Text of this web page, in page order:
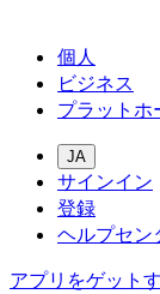
個人
ビジネス
プラットホ
JA
サインイン
登録
ヘルプセン
アプリをゲット